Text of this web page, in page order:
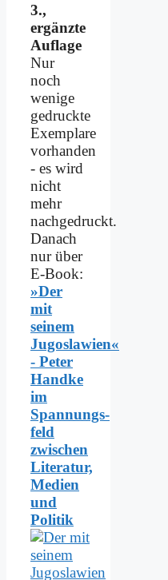
3.,
ergänzte
Auflage
Nur
noch
wenige
gedruckte
Exemplare
vorhanden
- es wird
nicht
mehr
nachgedruckt.
Danach
nur über
E-Book:
»Der
mit
seinem
Jugoslawien«
- Peter
Handke
im
Spannungs­
feld
zwischen
Literatur,
Medien
und
Politik